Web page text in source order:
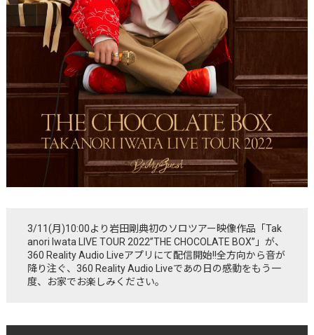
3/11(月)10:00より岩田剛典初のソロツアー映像作品「Tak
anori Iwata LIVE TOUR 2022”THE CHOCOLATE BOX”」が、
360 Reality Audio Liveアプリにて配信開始!!全方向から音が
降り注ぐ、360 Reality Audio Liveであの日の感動をもう一
度、お家でお楽しみください。